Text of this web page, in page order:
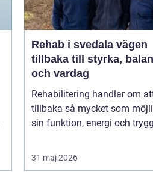
Rehab i svedala vägen
tillbaka till styrka,
och vardag
Rehabilitering handlar om
tillbaka så mycket som
sin funktion, energi och
31 maj 2026